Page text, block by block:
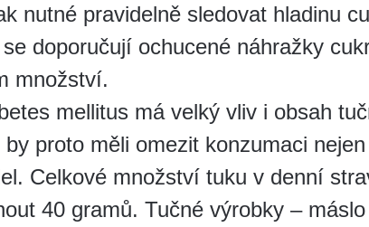
nutné pravidelně sledovat hladinu
doporučují ochucené náhražky
množství.
mellitus má velký vliv i obsah
proto měli omezit konzumaci
Celkové množství tuku v denní
40 gramů. Tučné výrobky –